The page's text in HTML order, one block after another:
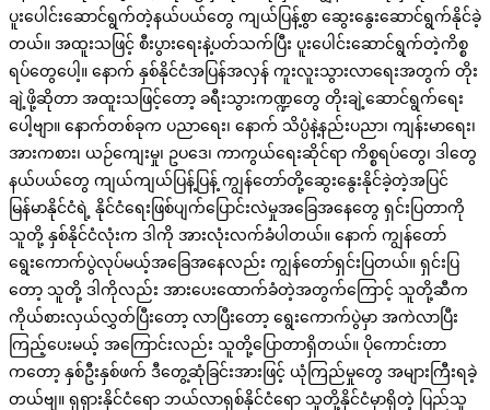
ပူးပေါင်းဆောင်ရွက်တဲ့နယ်ပယ်တွေ ကျယ်ပြန့်စွာ ဆွေးနွေးဆောင်ရွက်နိုင်ခဲ့
တယ်။ အထူးသဖြင့် စီးပွားရေးနဲ့ပတ်သက်ပြီး ပူးပေါင်းဆောင်ရွက်တဲ့ကိစ္စ
ရပ်တွေပေါ့။ နောက် နှစ်နိုင်ငံအပြန်အလှန် ကူးလူးသွားလာရေးအတွက် တိုး
ချဲ့ဖို့ဆိုတာ အထူးသဖြင့်တော့ ခရီးသွားကဏ္ဍတွေ တိုးချဲ့ဆောင်ရွက်ရေး
ပေါ့ဗျာ။ နောက်တစ်ခုက ပညာရေး၊ နောက် သိပ္ပံနဲ့နည်းပညာ၊ ကျန်းမာရေး၊
အားကစား၊ ယဉ်ကျေးမှု၊ ဥပဒေ၊ ကာကွယ်ရေးဆိုင်ရာ ကိစ္စရပ်တွေ၊ ဒါတွေ
နယ်ပယ်တွေ ကျယ်ကျယ်ပြန့်ပြန့် ကျွန်တော်တို့ဆွေးနွေးနိုင်ခဲ့တဲ့အပြင်
မြန်မာနိုင်ငံရဲ့ နိုင်ငံရေးဖြစ်ပျက်ပြောင်းလဲမှုအခြေအနေတွေ ရှင်းပြတာကို
သူတို့ နှစ်နိုင်ငံလုံးက ဒါကို အားလုံးလက်ခံပါတယ်။ နောက် ကျွန်တော်
ရွေးကောက်ပွဲလုပ်မယ့်အခြေအနေလည်း ကျွန်တော်ရှင်းပြတယ်။ ရှင်းပြ
တော့ သူတို့ ဒါကိုလည်း အားပေးထောက်ခံတဲ့အတွက်ကြောင့် သူတို့ဆီက
ကိုယ်စားလှယ်လွှတ်ပြီးတော့ လာပြီးတော့ ရွေးကောက်ပွဲမှာ အကဲလာပြီး
ကြည့်ပေးမယ့် အကြောင်းလည်း သူတို့ပြောတာရှိတယ်။ ပိုကောင်းတာ
ကတော့ နှစ်ဦးနှစ်ဖက် ဒီတွေ့ဆုံခြင်းအားဖြင့် ယုံကြည်မှုတွေ အများကြီးရခဲ့
တယ်ဗျ။ ရုရှားနိုင်ငံရော ဘယ်လာရုစ်နိုင်ငံရော သူတို့နိုင်ငံမှာရှိတဲ့ ပြည်သူ